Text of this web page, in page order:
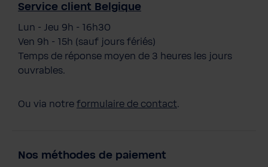
Service client Belgique
Lun - Jeu 9h - 16h30
Ven 9h - 15h (sauf jours fériés)
Temps de réponse moyen de 3 heures les jours
ouvrables.
Ou via notre formulaire de contact.
Nos méthodes de paiement